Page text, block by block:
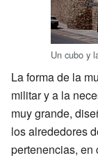
Un cubo y
La forma de la
militar y a la
muy grande,
los alrededores
pertenencias, en